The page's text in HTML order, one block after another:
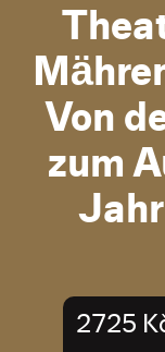
Von
zum
2725